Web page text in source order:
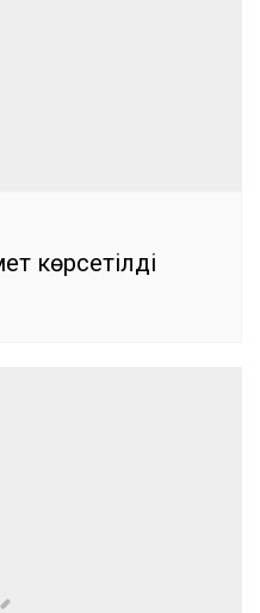
көрсетілді